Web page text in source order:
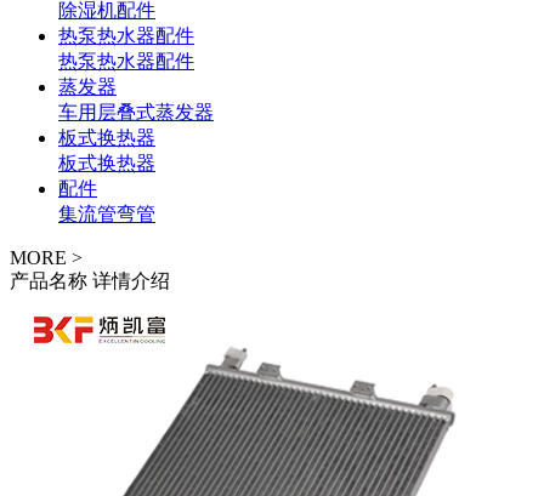
除湿机配件
热泵热水器配件
热泵热水器配件
蒸发器
车用层叠式蒸发器
板式换热器
板式换热器
配件
集流管弯管
MORE >
产品名称 详情介绍